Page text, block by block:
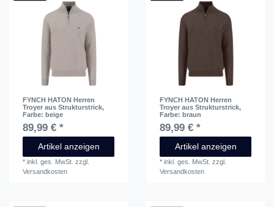
FYNCH HATON Herren
Troyer aus Strukturstrick,
Farbe: beige
89,99 € *
Artikel anzeigen
*inkl. ges. MwSt. zzgl.
Versandkosten
FYNCH HATON Herren
Troyer aus Strukturstrick,
Farbe: braun
89,99 € *
Artikel anzeigen
*inkl. ges. MwSt. zzgl.
Versandkosten